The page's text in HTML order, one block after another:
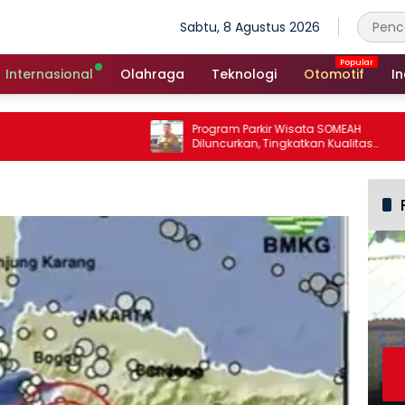
Sabtu, 8 Agustus 2026
Internasional Olahraga Teknologi Otomotif
Program Parkir Wisata SOMEAH
Diluncurkan, Tingkatkan Kualitas
Layanan Kepariwisataan